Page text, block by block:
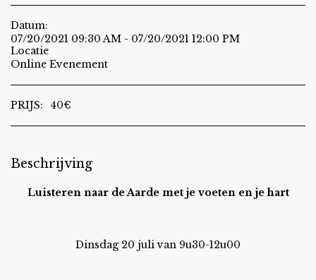
Datum:
07/20/2021 09:30 AM - 07/20/2021 12:00 PM
Locatie
Online Evenement
PRIJS: 40€
Beschrijving
Luisteren naar de Aarde met je voeten en je hart
Dinsdag 20 juli van 9u30-12u00